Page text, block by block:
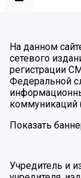
На данном
сетевого
регистрации
Федеральной
коммуникаций
Показать
Учредитель и